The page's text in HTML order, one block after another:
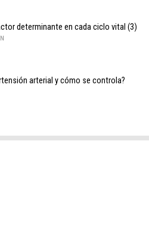
determinante en cada ciclo vital (3)
arterial y cómo se controla?